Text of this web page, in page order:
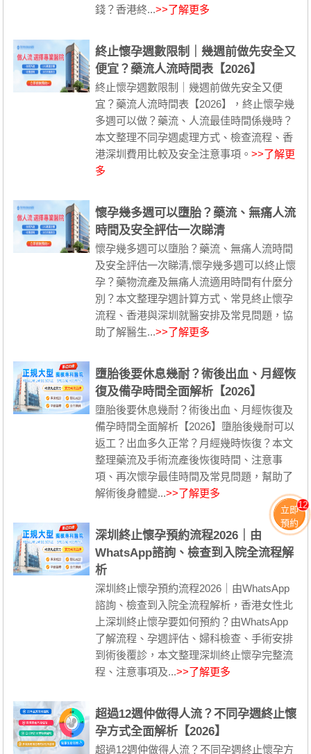
錢？香港終...>>了解更多
終止懷孕週數限制｜幾週前做先安全又
便宜？藥流人流時間表【2026】
終止懷孕週數限制｜幾週前做先安全又便
宜？藥流人流時間表【2026】，終止懷孕幾
多週可以做？藥流、人流最佳時間係幾時？
本文整理不同孕週處理方式、檢查流程、香
港深圳費用比較及安全注意事項。>>了解更
多
懷孕幾多週可以墮胎？藥流、無痛人流
時間及安全評估一次睇清
懷孕幾多週可以墮胎？藥流、無痛人流時間
及安全評估一次睇清,懷孕幾多週可以終止懷
孕？藥物流產及無痛人流適用時間有什麼分
別？本文整理孕週計算方式、常見終止懷孕
流程、香港與深圳就醫安排及常見問題，協
助了解醫生...>>了解更多
墮胎後要休息幾耐？術後出血、月經恢
復及備孕時間全面解析【2026】
墮胎後要休息幾耐？術後出血、月經恢復及
備孕時間全面解析【2026】墮胎後幾耐可以
返工？出血多久正常？月經幾時恢復？本文
整理藥流及手術流產後恢復時間、注意事
項、再次懷孕最佳時間及常見問題，幫助了
解術後身體變...>>了解更多
深圳終止懷孕預約流程2026｜由
WhatsApp諮詢、檢查到入院全流程解
析
深圳終止懷孕預約流程2026｜由WhatsApp
諮詢、檢查到入院全流程解析，香港女性北
上深圳終止懷孕要如何預約？由WhatsApp
了解流程、孕週評估、婦科檢查、手術安排
到術後覆診，本文整理深圳終止懷孕完整流
程、注意事項及...>>了解更多
超過12週仲做得人流？不同孕週終止懷
孕方式全面解析【2026】
超過12週仲做得人流？不同孕週終止懷孕方
立即
預約
12